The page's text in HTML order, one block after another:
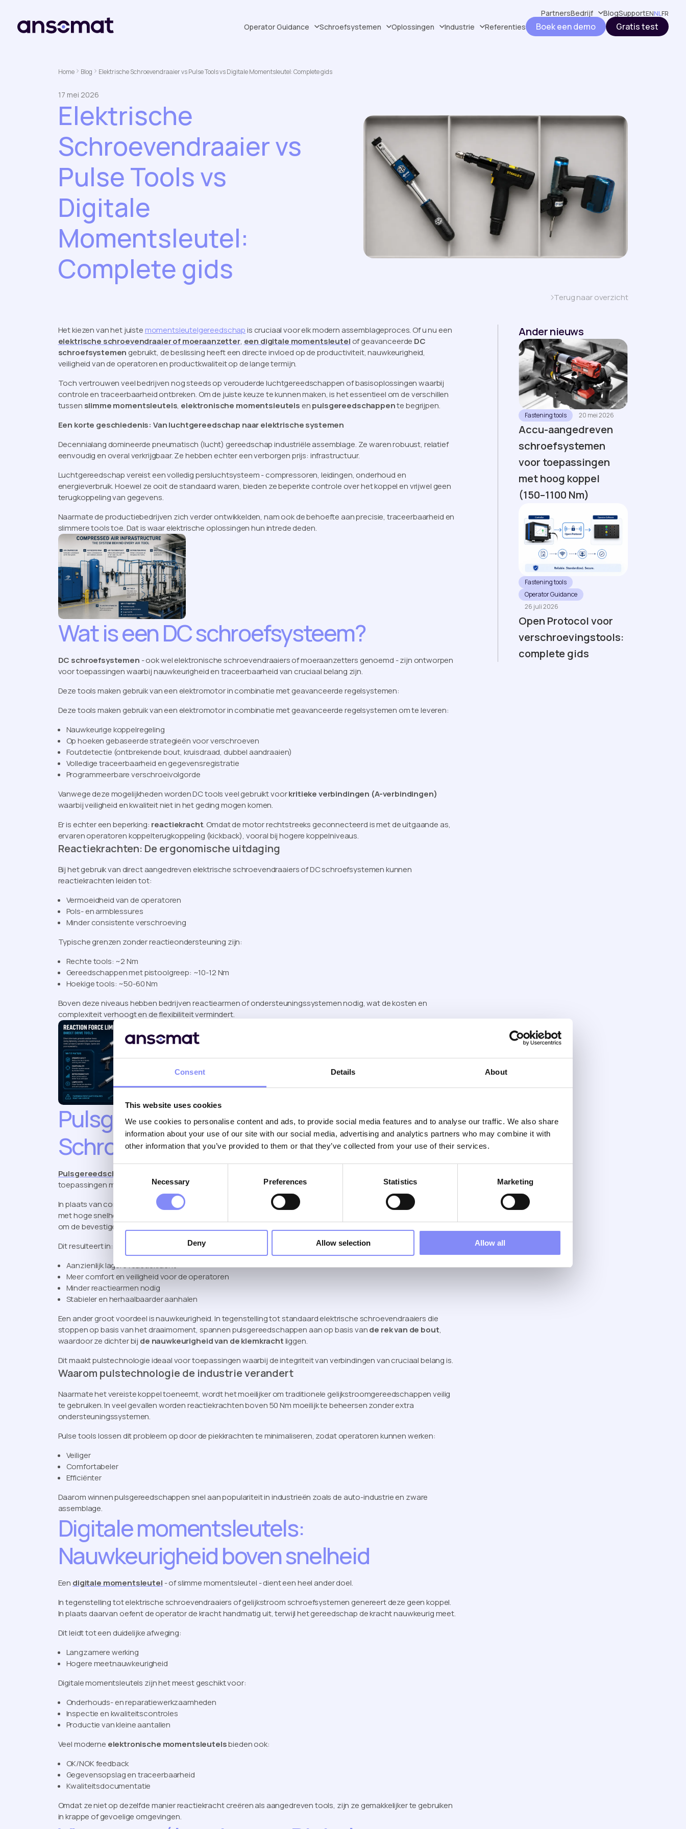
Consent Details About
This website uses cookies
We use cookies to personalise content and ads, to provide social media features and to analyse our traffic. We also share
information about your use of our site with our social media, advertising and analytics partners who may combine it with
other information that you’ve provided to them or that they’ve collected from your use of their services.
Consent
Selection
Necessary Preferences Statistics Marketing
Deny Allow selection Allow all
PartnersBedrijf BlogSupportENNLFR
Operator Guidance Schroefsystemen Oplossingen Industrie Referenties Boek een demo Gratis test
Home Blog Elektrische Schroevendraaier vs Pulse Tools vs Digitale Momentsleutel: Complete gids
17 mei 2026
Elektrische
Schroevendraaier vs
Pulse Tools vs
Digitale
Momentsleutel:
Complete gids
Het kiezen van het juiste momentsleutelgereedschapis cruciaal voor elk modern assemblageproces. Of u nu een
elektrische schroevendraaier of moeraanzetter, een digitale momentsleutel of geavanceerde DC
schroefsystemen gebruikt, de beslissing heeft een directe invloed op de productiviteit, nauwkeurigheid,
veiligheid van de operatoren en productkwaliteit op de lange termijn.
Toch vertrouwen veel bedrijven nog steeds op verouderde luchtgereedschappen of basisoplossingen waarbij
controle en traceerbaarheid ontbreken. Om de juiste keuze te kunnen maken, is het essentieel om de verschillen
tussen slimme momentsleutels, elektronische momentsleutels enpulsgereedschappente begrijpen.
Een korte geschiedenis: Van luchtgereedschap naar elektrische systemen
Decennialang domineerde pneumatisch (lucht) gereedschap industriële assemblage. Ze waren robuust, relatief
eenvoudig en overal verkrijgbaar. Ze hebben echter een verborgen prijs: infrastructuur.
Luchtgereedschap vereist een volledig persluchtsysteem - compressoren, leidingen, onderhoud en
energieverbruik. Hoewel ze ooit de standaard waren, bieden ze beperkte controle over het koppel en vrijwel geen
terugkoppeling van gegevens.
Naarmate de productiebedrijven zich verder ontwikkelden, nam ook de behoefte aan precisie, traceerbaarheid en
slimmere tools toe. Dat is waar elektrische oplossingen hun intrede deden.
Wat is een DC schroefsysteem?
DC schroefsystemen - ook wel elektronische schroevendraaiers of moeraanzetters genoemd - zijn ontworpen
voor toepassingen waarbij nauwkeurigheid en traceerbaarheid van cruciaal belang zijn.
Deze tools maken gebruik van een elektromotor in combinatie met geavanceerde regelsystemen:
Deze tools maken gebruik van een elektromotor in combinatie met geavanceerde regelsystemen om te leveren:
Nauwkeurige koppelregeling
Op hoeken gebaseerde strategieën voor verschroeven
Foutdetectie (ontbrekende bout, kruisdraad, dubbel aandraaien)
Volledige traceerbaarheid en gegevensregistratie
Programmeerbare verschroeivolgorde
Vanwege deze mogelijkheden worden DC tools veel gebruikt voorkritieke verbindingen (A-verbindingen)
waarbij veiligheid en kwaliteit niet in het geding mogen komen.
Er is echter een beperking: reactiekracht. Omdat de motor rechtstreeks geconnecteerd is met de uitgaande as,
ervaren operatoren koppelterugkoppeling (kickback), vooral bij hogere koppelniveaus.
Reactiekrachten: De ergonomische uitdaging
Bij het gebruik van direct aangedreven elektrische schroevendraaiers of DC schroefsystemen kunnen
reactiekrachten leiden tot:
Vermoeidheid van de operatoren
Pols- en armblessures
Minder consistente verschroeving
Typische grenzen zonder reactieondersteuning zijn:
Rechte tools: ~2 Nm
Gereedschappen met pistoolgreep: ~10-12 Nm
Hoekige tools: ~50-60 Nm
Boven deze niveaus hebben bedrijven reactiearmen of ondersteuningssystemen nodig, wat de kosten en
complexiteit verhoogt en de flexibiliteit vermindert.
Pulsgereedschappen vs Elektrische
Schroevendraaiers
Pulsgereedschappen
toepassingen met een hoog koppel.
In plaats van continu koppel gebruiken pulsgereedschappen snelle impulsen. Wanneer ze vrij draaien, draaien ze
met hoge snelheden (tot 8.000 tpm). Zodra de verbinding vastzit, geeft het gereedschap korte koppelimpulsen af
om de bevestiger vast te draaien.
Dit resulteert in:
Aanzienlijk lagere reactiekracht
Meer comfort en veiligheid voor de operatoren
Minder reactiearmen nodig
Stabieler en herhaalbaarder aanhalen
Een ander groot voordeel is nauwkeurigheid. In tegenstelling tot standaard elektrische schroevendraaiers die
stoppen op basis van het draaimoment, spannen pulsgereedschappen aan op basis vande rek van de bout,
waardoor ze dichter bij de nauwkeurigheid van de klemkrachtliggen.
Dit maakt pulstechnologie ideaal voor toepassingen waarbij de integriteit van verbindingen van cruciaal belang is.
Waarom pulstechnologie de industrie verandert
Naarmate het vereiste koppel toeneemt, wordt het moeilijker om traditionele gelijkstroomgereedschappen veilig
te gebruiken. In veel gevallen worden reactiekrachten boven 50 Nm moeilijk te beheersen zonder extra
ondersteuningssystemen.
Pulse tools lossen dit probleem op door de piekkrachten te minimaliseren, zodat operatoren kunnen werken:
Veiliger
Comfortabeler
Efficiënter
Daarom winnen pulsgereedschappen snel aan populariteit in industrieën zoals de auto-industrie en zware
assemblage.
Digitale momentsleutels:
Nauwkeurigheid boven snelheid
Een digitale momentsleutel - of slimme momentsleutel - dient een heel ander doel.
In tegenstelling tot elektrische schroevendraaiers of gelijkstroom schroefsystemen genereert deze geen koppel.
In plaats daarvan oefent de operator de kracht handmatig uit, terwijl het gereedschap de kracht nauwkeurig meet.
Dit leidt tot een duidelijke afweging:
Langzamere werking
Hogere meetnauwkeurigheid
Digitale momentsleutels zijn het meest geschikt voor:
Onderhouds- en reparatiewerkzaamheden
Inspectie en kwaliteitscontroles
Productie van kleine aantallen
Veel moderne elektronische momentsleutelsbieden ook:
OK/NOK feedback
Gegevensopslag en traceerbaarheid
Kwaliteitsdocumentatie
Omdat ze niet op dezelfde manier reactiekracht creëren als aangedreven tools, zijn ze gemakkelijker te gebruiken
in krappe of gevoelige omgevingen.
Terug naar overzicht
Ander nieuws
Fastening tools 20 mei 2026
Accu-aangedreven
schroefsystemen
voor toepassingen
met hoog koppel
(150–1100 Nm)
Fastening tools
Operator Guidance
26 juli 2026
Open Protocol voor
verschroevingstools:
complete gids